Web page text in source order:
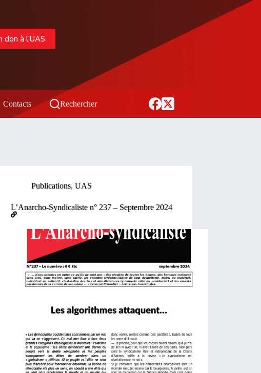
don à l’UAS
Contacts Rechercher
Publications,UAS
L’Anarcho-Syndicaliste n° 237 – Septembre 2024